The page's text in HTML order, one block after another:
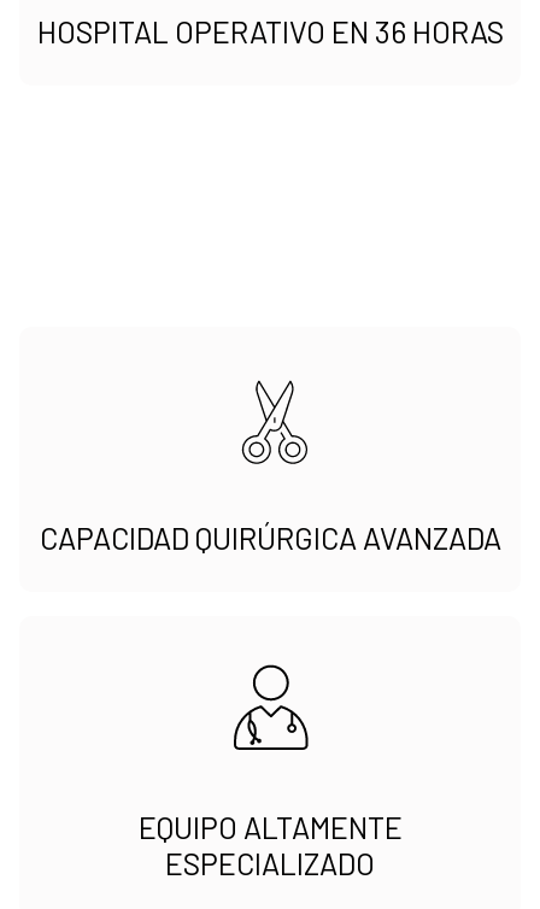
HOSPITAL OPERATIVO EN 36 HORAS
CAPACIDAD QUIRÚRGICA AVANZADA
EQUIPO ALTAMENTE
ESPECIALIZADO